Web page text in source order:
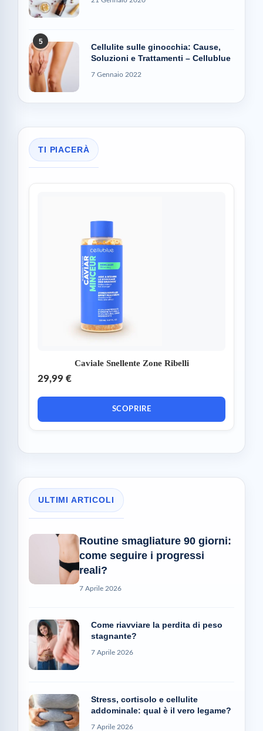
5
Cellulite sulle ginocchia: Cause,
Soluzioni e Trattamenti – Cellublue
7 Gennaio 2022
TI PIACERÀ
Caviale Snellente Zone Ribelli
29,99 €
SCOPRIRE
ULTIMI ARTICOLI
Routine smagliature 90 giorni:
come seguire i progressi
reali?
7 Aprile 2026
Come riavviare la perdita di peso
stagnante?
7 Aprile 2026
Stress, cortisolo e cellulite
addominale: qual è il vero legame?
7 Aprile 2026